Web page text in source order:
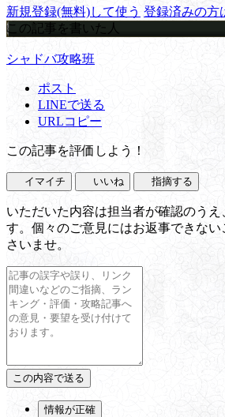
新規登録(無料)して使う 登録済みの方
この記事を書いた人
シャドバ攻略班
ポスト
LINEで送る
URLコピー
この記事を評価しよう！
イマイチ いいね 指摘する
いただいた内容は担当者が確認のうえ
す。個々のご意見にはお返事できな
さいませ。
情報が正確